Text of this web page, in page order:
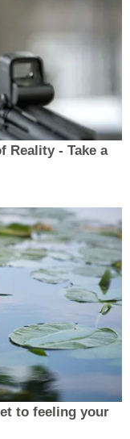
Reality - Take a
to feeling your